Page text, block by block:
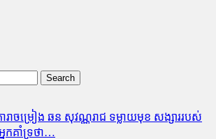
រាចម្រៀង ឆន សុវណ្ណរាជ ទម្លាយមុខ សង្សាររបស់
នកគាំទ្រថា…